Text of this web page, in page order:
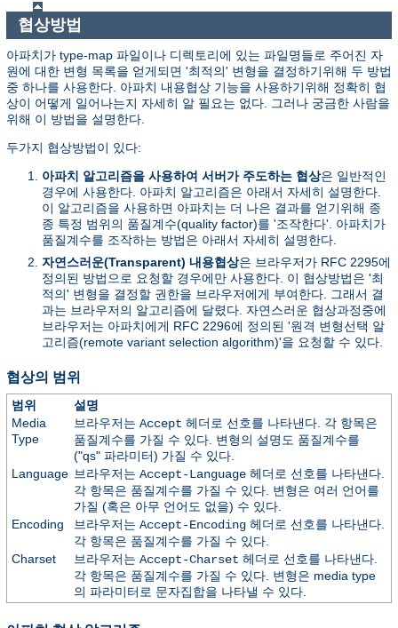
협상방법
아파치가 type-map 파일이나 디렉토리에 있는 파일명들로 주어진 자
원에 대한 변형 목록을 얻게되면 '최적의' 변형을 결정하기위해 두 방법
중 하나를 사용한다. 아파치 내용협상 기능을 사용하기위해 정확히 협
상이 어떻게 일어나는지 자세히 알 필요는 없다. 그러나 궁금한 사람을
위해 이 방법을 설명한다.
두가지 협상방법이 있다:
아파치 알고리즘을 사용하여 서버가 주도하는 협상은 일반적인
경우에 사용한다. 아파치 알고리즘은 아래서 자세히 설명한다.
이 알고리즘을 사용하면 아파치는 더 나은 결과를 얻기위해 종
종 특정 범위의 품질계수(quality factor)를 '조작한다'. 아파치가
품질계수를 조작하는 방법은 아래서 자세히 설명한다.
자연스러운(Transparent) 내용협상은 브라우저가 RFC 2295에
정의된 방법으로 요청할 경우에만 사용한다. 이 협상방법은 '최
적의' 변형을 결정할 권한을 브라우저에게 부여한다. 그래서 결
과는 브라우저의 알고리즘에 달렸다. 자연스러운 협상과정중에
브라우저는 아파치에게 RFC 2296에 정의된 '원격 변형선택 알
고리즘(remote variant selection algorithm)'을 요청할 수 있다.
협상의 범위
범위
설명
Media
Type
브라우저는 Accept 헤더로 선호를 나타낸다. 각 항목은
품질계수를 가질 수 있다. 변형의 설명도 품질계수를
("qs" 파라미터) 가질 수 있다.
Language 브라우저는 Accept-Language헤더로 선호를 나타낸다.
각 항목은 품질계수를 가질 수 있다. 변형은 여러 언어를
가질 (혹은 아무 언어도 없을) 수 있다.
Encoding
브라우저는 Accept-Encoding헤더로 선호를 나타낸다.
각 항목은 품질계수를 가질 수 있다.
Charset
브라우저는 Accept-Charset 헤더로 선호를 나타낸다.
각 항목은 품질계수를 가질 수 있다. 변형은 media type
의 파라미터로 문자집합을 나타낼 수 있다.